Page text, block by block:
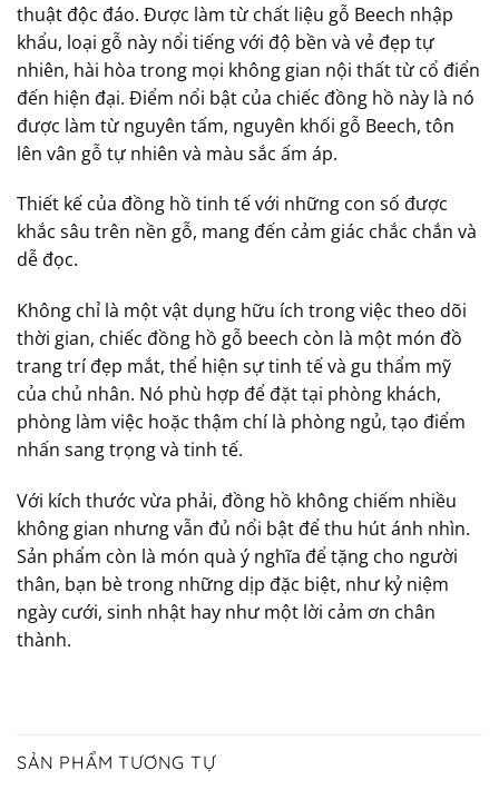
thuật độc đáo. Được làm từ chất liệu gỗ Beech nhập
khẩu, loại gỗ này nổi tiếng với độ bền và vẻ đẹp tự
nhiên, hài hòa trong mọi không gian nội thất từ cổ điển
đến hiện đại. Điểm nổi bật của chiếc đồng hồ này là nó
được làm từ nguyên tấm, nguyên khối gỗ Beech, tôn
lên vân gỗ tự nhiên và màu sắc ấm áp.
Thiết kế của đồng hồ tinh tế với những con số được
khắc sâu trên nền gỗ, mang đến cảm giác chắc chắn và
dễ đọc.
Không chỉ là một vật dụng hữu ích trong việc theo dõi
thời gian, chiếc đồng hồ gỗ beech còn là một món đồ
trang trí đẹp mắt, thể hiện sự tinh tế và gu thẩm mỹ
của chủ nhân. Nó phù hợp để đặt tại phòng khách,
phòng làm việc hoặc thậm chí là phòng ngủ, tạo điểm
nhấn sang trọng và tinh tế.
Với kích thước vừa phải, đồng hồ không chiếm nhiều
không gian nhưng vẫn đủ nổi bật để thu hút ánh nhìn.
Sản phẩm còn là món quà ý nghĩa để tặng cho người
thân, bạn bè trong những dịp đặc biệt, như kỷ niệm
ngày cưới, sinh nhật hay như một lời cảm ơn chân
thành.
SẢN PHẨM TƯƠNG TỰ